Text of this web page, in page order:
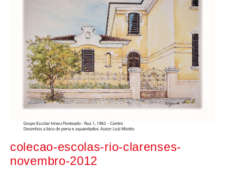
colecao-escolas-rio-clarenses-
novembro-2012